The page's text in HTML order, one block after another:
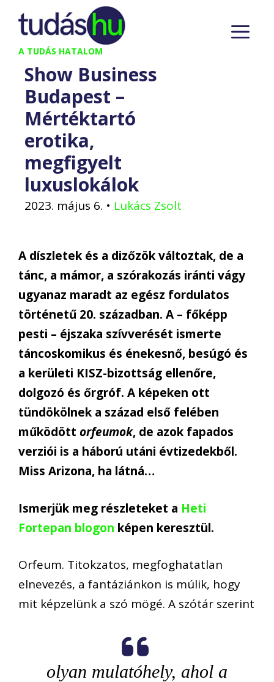
Kilépés
tartalomba
A TUDÁS HATALOM
Show Business
Budapest –
Mértéktartó
erotika,
megfigyelt
luxuslokálok
2023. május 6. • Lukács Zsolt
A díszletek és a dizőzök változtak, de a
tánc, a mámor, a szórakozás iránti vágy
ugyanaz maradt az egész fordulatos
történetű 20. században. A – főképp
pesti – éjszaka szívverését ismerte
táncoskomikus és énekesnő, besúgó és
a kerületi KISZ-bizottság ellenőre,
dolgozó és őrgróf. A képeken ott
tündökölnek a század első felében
működött orfeumok, de azok fapados
verziói is a háború utáni évtizedekből.
Miss Arizona, ha látná…
Ismerjük meg részleteket a Heti
Fortepan blogon képen keresztül.
Orfeum. Titokzatos, megfoghatatlan
elnevezés, a fantáziánkon is múlik, hogy
mit képzelünk a szó mögé. A szótár szerint
olyan mulatóhely, ahol a